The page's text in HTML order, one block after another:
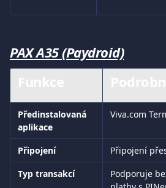
PAX A35 (Paydroid)
Předinstalovaná
aplikace
Viva.com
Připojení
Připojení
Typ transakcí
Podporuje